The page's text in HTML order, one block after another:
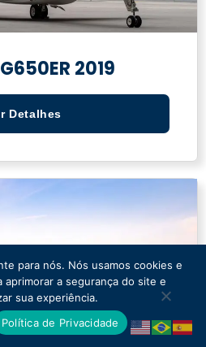
2019
Detalhes
para nós. Nós usamos cookies e
a segurança do site e
sua experiência.
Política de Privacidade